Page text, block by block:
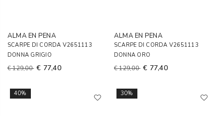
ALMA EN PENA
SCARPE DI CORDA V2651113
DONNA GRIGIO
€ 129,00 € 77,40
ALMA EN PENA
SCARPE DI CORDA V2651113
DONNA ORO
€ 129,00 € 77,40
40% 30%